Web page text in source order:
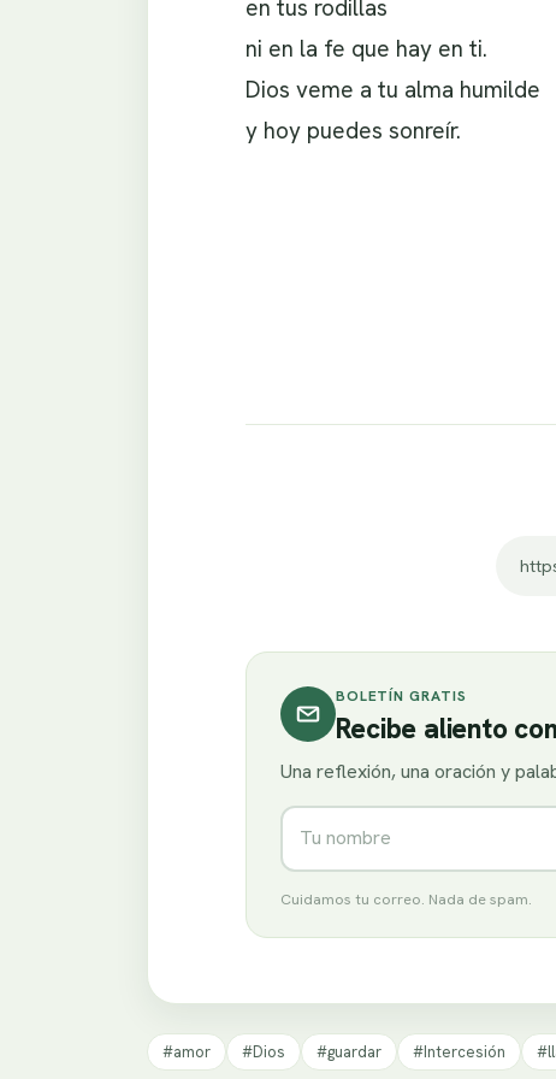
en tus rodillas
ni en la fe que hay en ti.
Dios veme a tu alma humilde
y hoy puedes sonreír.
BOLETÍN GRATIS
Recibe aliento
Una reflexión, una oración y
Nombre
Cuidamos tu correo. Nada de spam.
#amor #Dios #guardar #Intercesión